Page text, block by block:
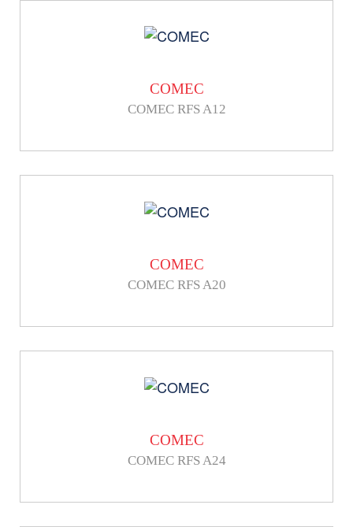
COMEC
COMEC RFS A12
COMEC
COMEC RFS A20
COMEC
COMEC RFS A24